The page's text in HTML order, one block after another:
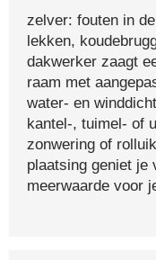
zelver: fouten in
lekken,
dakwerker zaagt
raam met
water- en
kantel-, tuimel- of
zonwering of
plaatsing geniet je
meerwaarde voor